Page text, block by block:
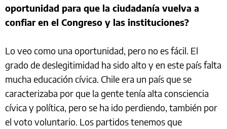
oportunidad para que la ciudadanía vuelva a
confiar en el Congreso y las instituciones?
Lo veo como una oportunidad, pero no es fácil. El
grado de deslegitimidad ha sido alto y en este país falta
mucha educación cívica. Chile era un país que se
caracterizaba por que la gente tenía alta consciencia
cívica y política, pero se ha ido perdiendo, también por
el voto voluntario. Los partidos tenemos que